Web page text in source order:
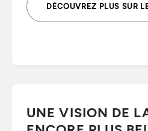
DÉCOUVREZ PLUS SUR
UNE VISION DE